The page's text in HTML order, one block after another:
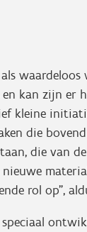
waardeloos
kan zijn er
kleine
die
die van
rol op”,